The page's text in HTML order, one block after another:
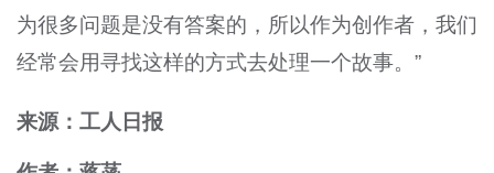
为很多问题是没有答案的，所以作为创作者，我们
经常会用寻找这样的方式去处理一个故事。”
来源：工人日报